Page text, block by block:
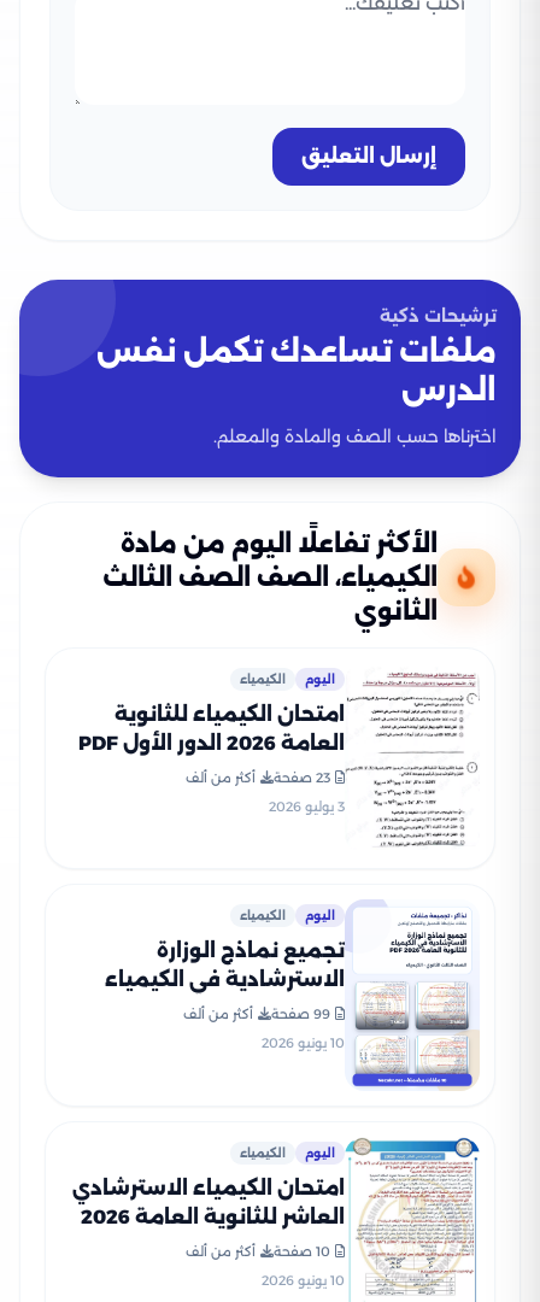
إرسال التعليق
ترشيحات ذكية
ملفات تساعدك تكمل نفس
الدرس
اخترناها حسب الصف والمادة والمعلم.
الأكثر تفاعلًا اليوم من مادة
الكيمياء، الصف الصف الثالث
الثانوي
اليوم الكيمياء
امتحان الكيمياء للثانوية
العامة 2026 الدور الأول PDF
لطلاب الصف الثالث الثانوي
23 صفحة
أكثر من ألف
3 يوليو 2026
اليوم الكيمياء
تجميع نماذج الوزارة
الاسترشادية في الكيمياء
للثانوية العامة 2026 PDF
99 صفحة
أكثر من ألف
10 يونيو 2026
اليوم الكيمياء
امتحان الكيمياء الاسترشادي
العاشر للثانوية العامة 2026
PDF للتدريب على نمط
الأسئلة
10 صفحة
أكثر من ألف
10 يونيو 2026